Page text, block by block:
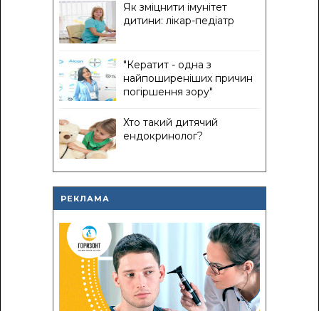
Як зміцнити імунітет
дитини: лікар-педіатр
"Кератит - одна з
найпоширеніших причин
погіршення зору"
Хто такий дитячий
ендокринолог?
РЕКЛАМА